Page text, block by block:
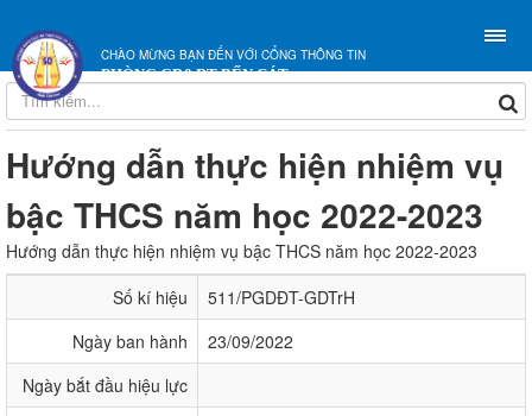
CHÀO MỪNG BẠN ĐẾN VỚI CỔNG THÔNG TIN
PHÒNG GD&ĐT BẾN CÁT
Hướng dẫn thực hiện nhiệm vụ
bậc THCS năm học 2022-2023
Hướng dẫn thực hiện nhiệm vụ bậc THCS năm học 2022-2023
Số kí hiệu
511/PGDĐT-GDTrH
Ngày ban hành
23/09/2022
Ngày bắt đầu hiệu lực